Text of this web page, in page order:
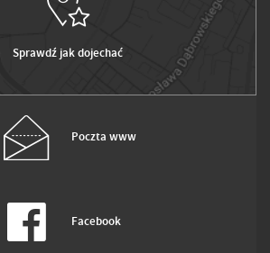
Sprawdź jak dojechać
Poczta www
Facebook